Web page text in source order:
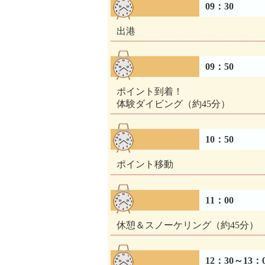
09：30
出港
09：50
ポイント到着！
体験ダイビング（約45分）
10：50
ポイント移動
11：00
休憩＆スノーケリング（約45分）
12：30～13